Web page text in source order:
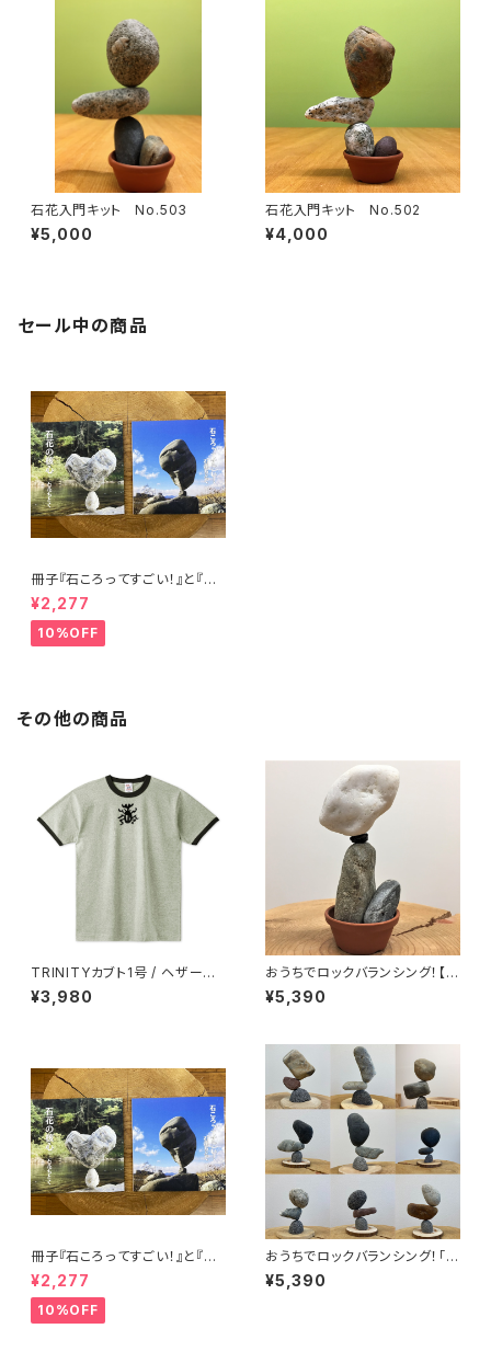
石花入門キット No.503
¥5,000
石花入門キット No.502
¥4,000
セール中の商品
冊子『石ころってすごい！』と『石
花の核心』のセット
¥2,277
10%OFF
その他の商品
TRINITYカブト1号 / ヘザーグ
レー×スミクロ
¥3,980
おうちでロックバランシング！【宅
積みの定番】石花キット・プレミ
アム No.107
¥5,390
冊子『石ころってすごい！』と『石
花の核心』のセット
¥2,277
10%OFF
おうちでロックバランシング！「マ
ルタ座」 カウンターバランスセッ
ト
¥5,390